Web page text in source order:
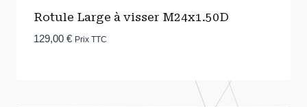
Rotule Large à visser M24x1.50D
129,00 € Prix TTC